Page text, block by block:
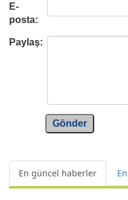
E-
posta:
Paylaş:
Gönder
En güncel haberler